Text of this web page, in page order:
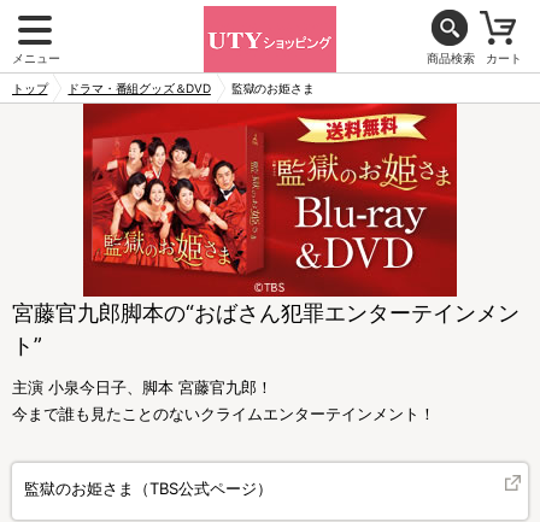
メニュー 商品検索 カート
トップ ドラマ・番組グッズ＆DVD 監獄のお姫さま
宮藤官九郎脚本の“おばさん犯罪エンターテインメン
ト”
主演 小泉今日子、脚本 宮藤官九郎！
今まで誰も見たことのないクライムエンターテインメント！
監獄のお姫さま（TBS公式ページ）